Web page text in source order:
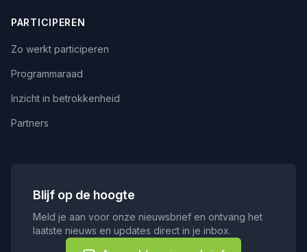
PARTICIPEREN
Zo werkt participeren
Programmaraad
Inzicht in betrokkenheid
Partners
Blijf op de hoogte
Meld je aan voor onze nieuwsbrief en ontvang het
laatste nieuws en updates direct in je inbox.